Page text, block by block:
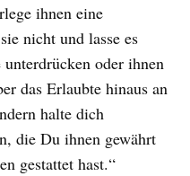
ihnen eine
nicht und lasse es
oder ihnen
das Erlaubte hinaus an
halte dich
die Du ihnen gewährt
gestattet hast.“